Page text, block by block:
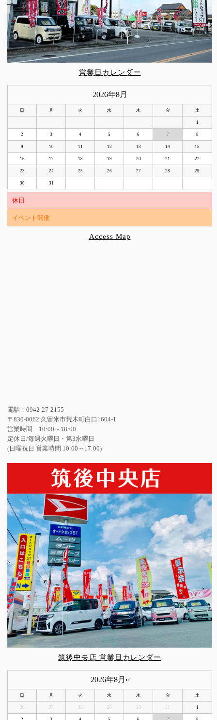
営業日カレンダー
2026年8月
日 月 火 水 木 金 土
1
2 3 4 5 6 7 8
9 10 11 12 13 14 15
16 17 18 19 20 21 22
23 24 25 26 27 28 29
30 31
休日
イベント開催
Access Map
電話：0942-27-2155
〒830-0062 久留米市荒木町白口1604-1
営業時間 10:00～18:00
定休日/毎週火曜日・第3水曜日
(日曜祝日 営業時間 10:00～17:00)
筑後中央店 営業日カレンダー
2026年8月 »
日 月 火 水 木 金 土
26 27 28 29 30 31 1